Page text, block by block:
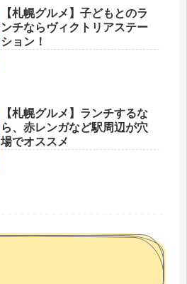
【札幌グルメ】子どもとのラ
ンチならヴィクトリアステー
ション！
【札幌グルメ】ランチするな
ら、赤レンガなど駅周辺が穴
場でオススメ